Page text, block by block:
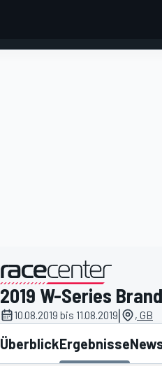
2019 W-Series
10.08.2019 bis 11.08.2019| , GB
ÜberblickErgebnisse